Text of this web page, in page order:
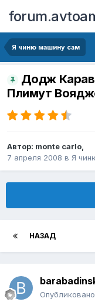
Я чиню машину сам
Додж
Плимут
Автор: monte carlo,
7 апреля 2008 в Я
НАЗАД